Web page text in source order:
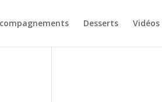
Desserts Vidéos